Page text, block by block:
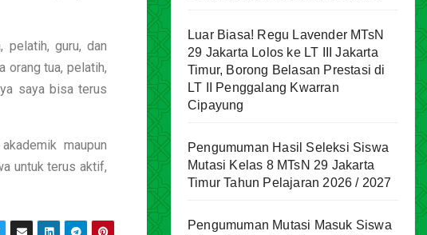
pelatih, guru, dan
orang tua, pelatih,
saya bisa terus
maupun
untuk terus aktif,
Luar Biasa! Regu Lavender MTsN
29 Jakarta Lolos ke LT III Jakarta
Timur, Borong Belasan Prestasi di
LT II Penggalang Kwarran
Cipayung
Pengumuman Hasil Seleksi Siswa
Mutasi Kelas 8 MTsN 29 Jakarta
Timur Tahun Pelajaran 2026 / 2027
Pengumuman Mutasi Masuk Siswa